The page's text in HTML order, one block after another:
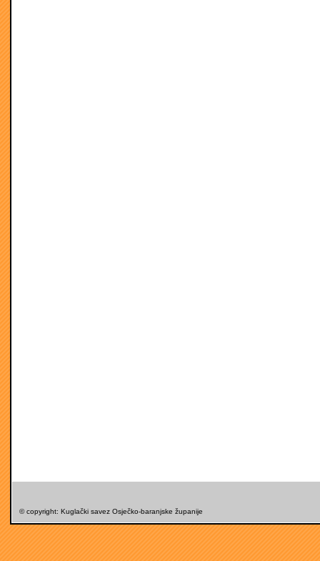
© copyright: Kuglački savez Osječko-baranjske županije